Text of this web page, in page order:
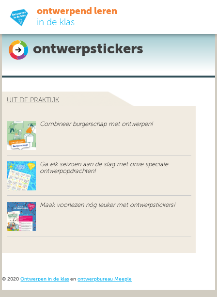
ontwerpend leren
in de klas
ready-to-go
do-it-yourself
uit de praktijk
over ons
ontwerpstickers
UIT DE PRAKTIJK
Combineer burgerschap met ontwerpen!
Ga elk seizoen aan de slag met onze speciale
ontwerpopdrachten!
Maak voorlezen nóg leuker met ontwerpstickers!
© 2020Ontwerpen in de klas enontwerpbureau Meeple